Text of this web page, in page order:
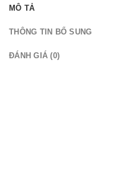
MÔ TẢ
THÔNG TIN BỔ SUNG
ĐÁNH GIÁ (0)